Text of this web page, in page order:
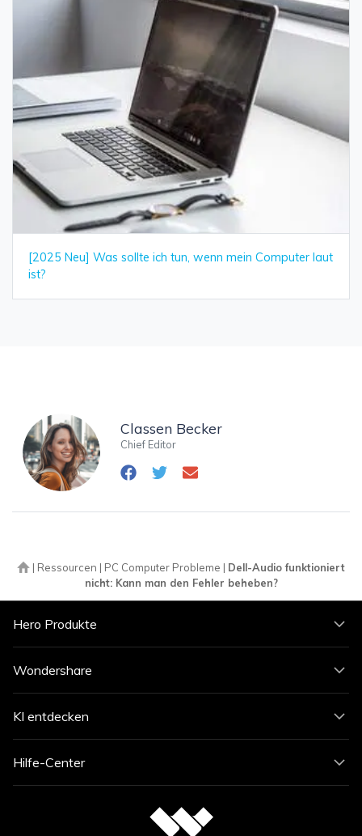
[2025 Neu] Was sollte ich tun, wenn mein Computer laut
ist?
Classen Becker
Chief Editor
| Ressourcen | PC Computer Probleme | Dell-Audio funktioniert
nicht: Kann man den Fehler beheben?
Hero Produkte
Wondershare
KI entdecken
Hilfe-Center